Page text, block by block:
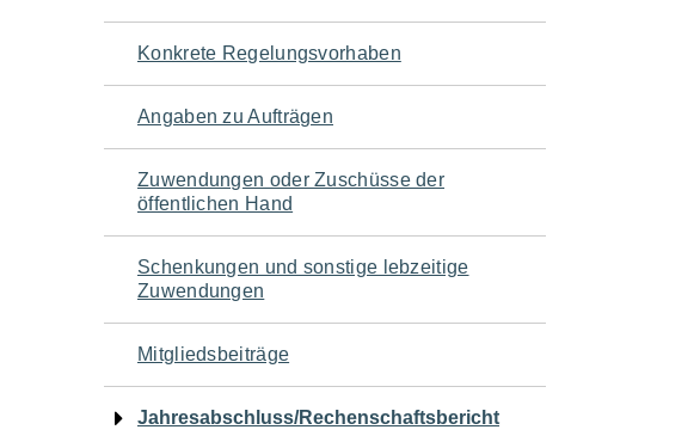
Seiteninhalt
Konkrete Regelungsvorhaben
Angaben zu Aufträgen
Zuwendungen oder Zuschüsse der
öffentlichen Hand
Schenkungen und sonstige lebzeitige
Zuwendungen
Mitgliedsbeiträge
Jahresabschluss/Rechenschaftsbericht